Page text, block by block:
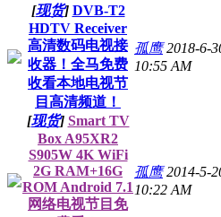
[现货] DVB-T2
HDTV Receiver
高清数码电视接
收器！全马免费
收看本地电视节
目高清频道！
孤鹰 2018-6-
10:55 AM
[现货] Smart TV
Box A95XR2
S905W 4K WiFi
2G RAM+16G
ROM Android 7.1
网络电视节目免
孤鹰 2014-5-
10:22 AM